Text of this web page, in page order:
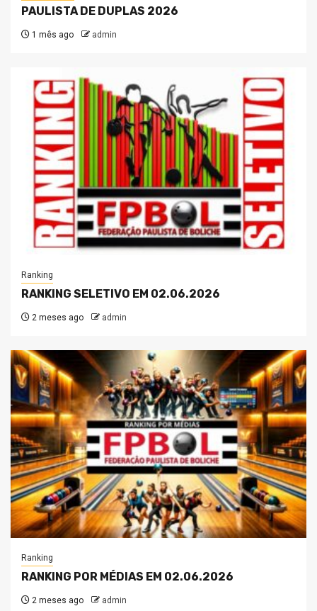
PAULISTA DE DUPLAS 2026
1 mês ago admin
Ranking
RANKING SELETIVO EM 02.06.2026
2 meses ago admin
Ranking
RANKING POR MÉDIAS EM 02.06.2026
2 meses ago admin